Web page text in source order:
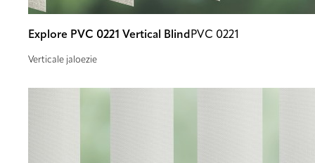
Explore PVC 0221 Vertical BlindPVC 0221
Verticale jaloezie